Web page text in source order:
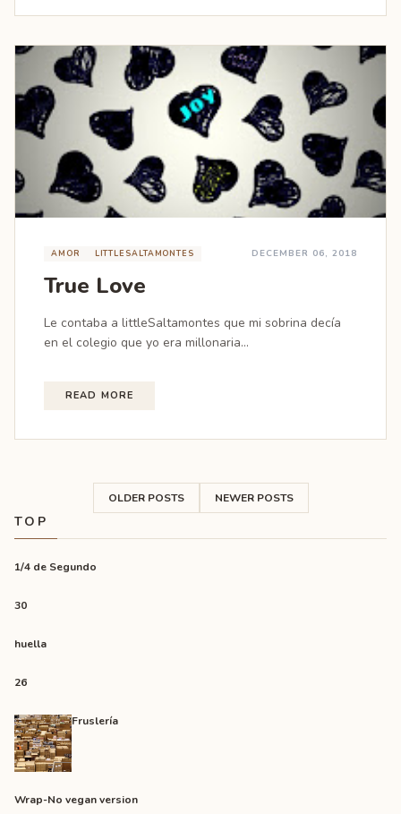
AMOR LITTLESALTAMONTES DECEMBER 06, 2018
True Love
Le contaba a littleSaltamontes que mi sobrina decía
en el colegio que yo era millonaria...
READ MORE
OLDER POSTS NEWER POSTS
TOP
1/4 de Segundo
30
huella
26
Fruslería
Wrap-No vegan version